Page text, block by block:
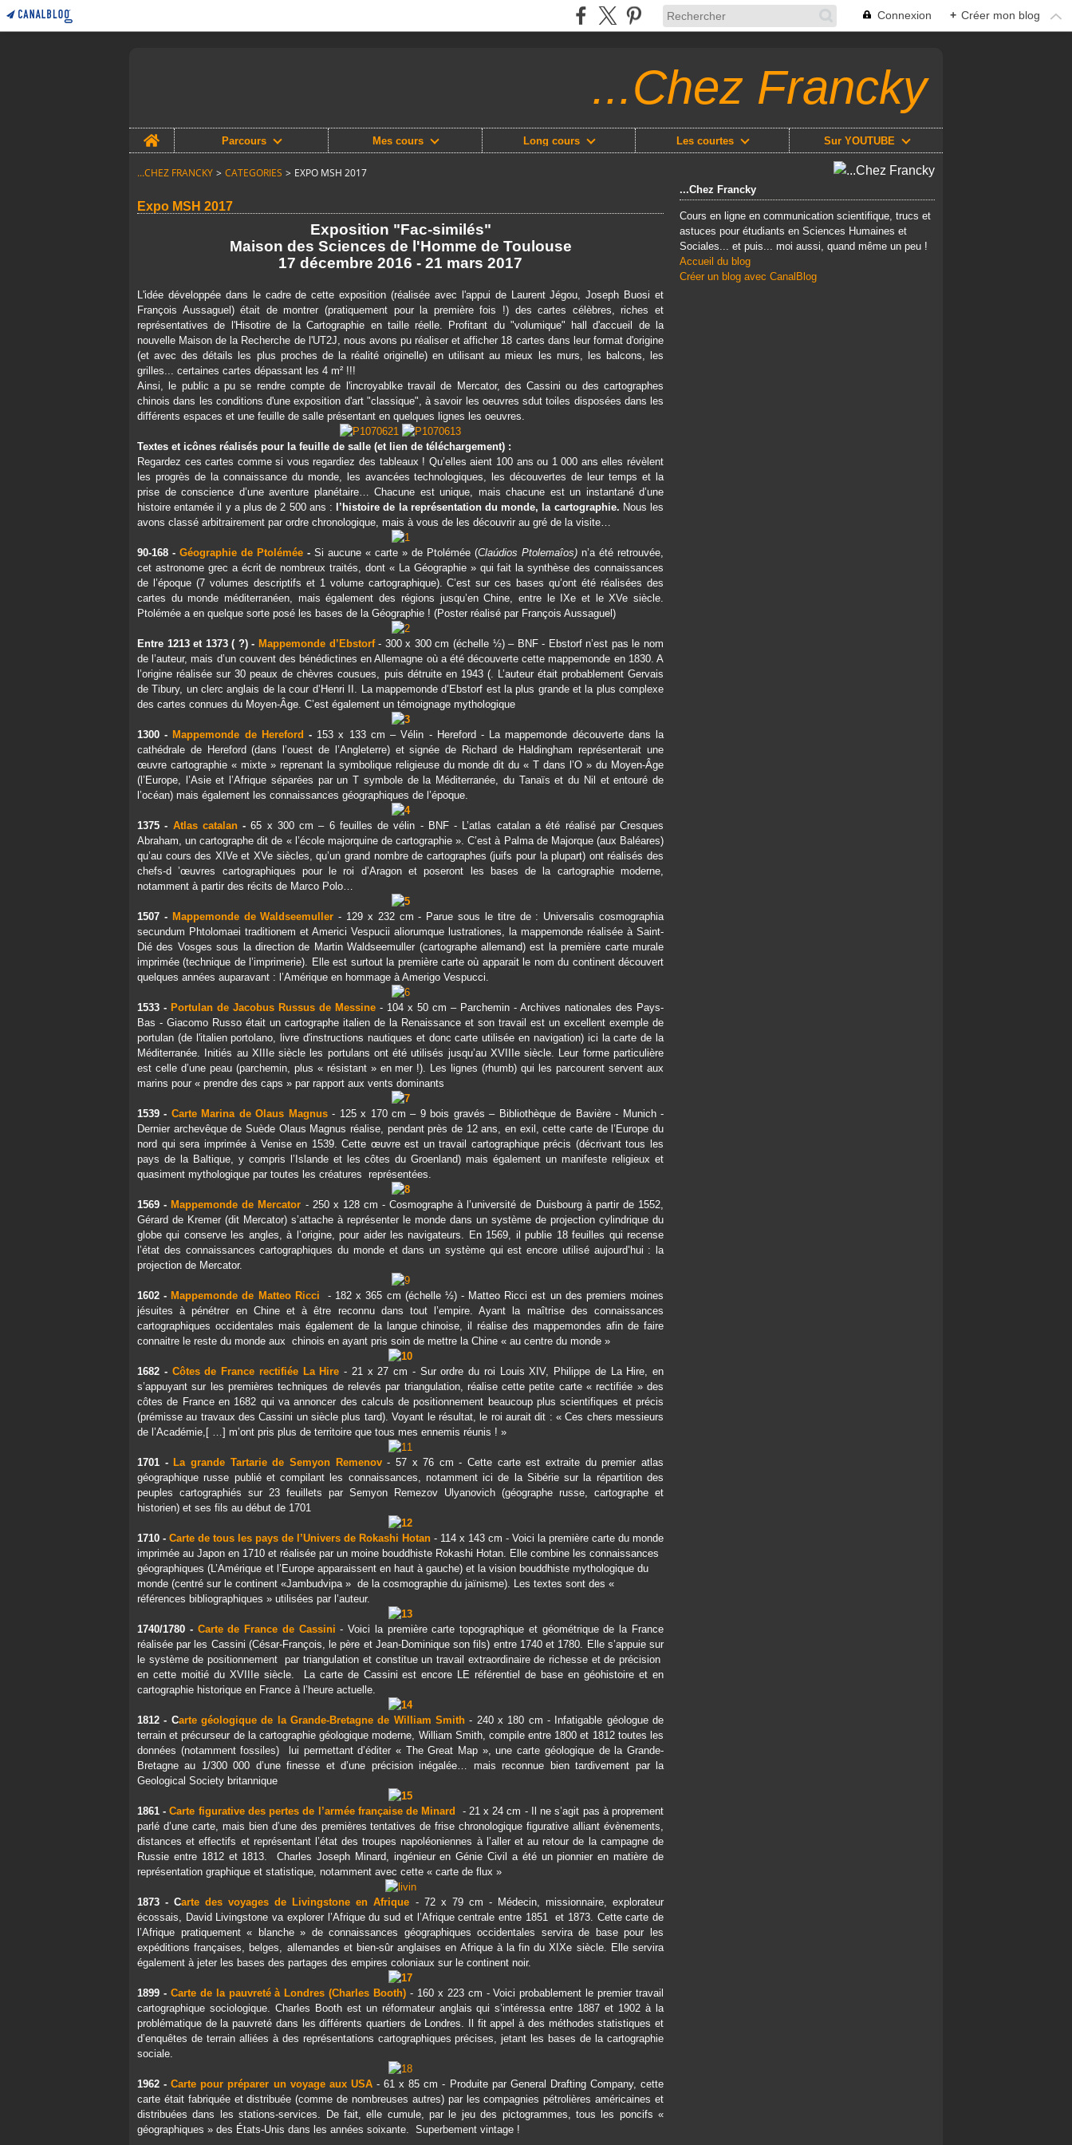
Connexion + Créer mon blog
...Chez Francky
Home
Parcours Mes cours Long cours Les courtes Sur YOUTUBE
...CHEZ FRANCKY > CATEGORIES > EXPO MSH 2017
Expo MSH 2017
Exposition "Fac-similés"
Maison des Sciences de l'Homme de Toulouse
17 décembre 2016 - 21 mars 2017
L'idée développée dans le cadre de cette exposition (réalisée avec l'appui de Laurent Jégou, Joseph Buosi et
François Aussaguel) était de montrer (pratiquement pour la première fois !) des cartes célèbres, riches et
représentatives de l'Hisotire de la Cartographie en taille réelle. Profitant du "volumique" hall d'accueil de la
nouvelle Maison de la Recherche de l'UT2J, nous avons pu réaliser et afficher 18 cartes dans leur format d'origine
(et avec des détails les plus proches de la réalité originelle) en utilisant au mieux les murs, les balcons, les
grilles... certaines cartes dépassant les 4 m² !!!
Ainsi, le public a pu se rendre compte de l'incroyablke travail de Mercator, des Cassini ou des cartographes
chinois dans les conditions d'une exposition d'art "classique", à savoir les oeuvres sdut toiles disposées dans les
différents espaces et une feuille de salle présentant en quelques lignes les oeuvres.
Textes et icônes réalisés pour la feuille de salle (et lien de téléchargement) :
Regardez ces cartes comme si vous regardiez des tableaux ! Qu’elles aient 100 ans ou 1 000 ans elles révèlent
les progrès de la connaissance du monde, les avancées technologiques, les découvertes de leur temps et la
prise de conscience d’une aventure planétaire… Chacune est unique, mais chacune est un instantané d’une
histoire entamée il y a plus de 2 500 ans :
l’histoire de la représentation du monde, la cartographie. Nous les
avons classé arbitrairement par ordre chronologique, mais à vous de les découvrir au gré de la visite…
90-168 - Géographie de Ptolémée - Si aucune « carte » de Ptolémée (Claúdios Ptolemaîos) n’a été retrouvée,
cet astronome grec a écrit de nombreux traités, dont « La Géographie » qui fait la synthèse des connaissances
de l’époque (7 volumes descriptifs et 1 volume cartographique). C’est sur ces bases qu’ont été réalisées des
cartes du monde méditerranéen, mais également des régions jusqu’en Chine, entre le IXe et le XVe siècle.
Ptolémée a en quelque sorte posé les bases de la Géographie ! (Poster réalisé par François Aussaguel)
Entre 1213 et 1373 ( ?) - Mappemonde d’Ebstorf- 300 x 300 cm (échelle ½) – BNF - Ebstorf n’est pas le nom
de l’auteur, mais d’un couvent des bénédictines en Allemagne où a été découverte cette mappemonde en 1830. A
l’origine réalisée sur 30 peaux de chèvres cousues, puis détruite en 1943 (. L’auteur était probablement Gervais
de Tibury, un clerc anglais de la cour d’Henri II. La mappemonde d’Ebstorf est la plus grande et la plus complexe
des cartes connues du Moyen-Âge. C’est également un témoignage mythologique
1300 - Mappemonde de Hereford - 153 x 133 cm – Vélin - Hereford - La mappemonde découverte dans la
cathédrale de Hereford (dans l’ouest de l’Angleterre) et signée de Richard de Haldingham représenterait une
œuvre cartographie « mixte » reprenant la symbolique religieuse du monde dit du « T dans l’O » du Moyen-Âge
(l’Europe, l’Asie et l’Afrique séparées par un T symbole de la Méditerranée, du Tanaïs et du Nil et entouré de
l’océan) mais également les connaissances géographiques de l’époque.
1375 - Atlas catalan-65 x 300 cm – 6 feuilles de vélin - BNF - L’atlas catalan a été réalisé par Cresques
Abraham, un cartographe dit de « l’école majorquine de cartographie ». C’est à Palma de Majorque (aux Baléares)
qu’au cours des XIVeet XVe siècles, qu’un grand nombre de cartographes (juifs pour la plupart) ont réalisés des
chefs-d ’œuvres cartographiques pour le roi d’Aragon et poseront les bases de la cartographie moderne,
notamment à partir des récits de Marco Polo…
1507 - Mappemonde de Waldseemuller - 129 x 232 cm - Parue sous le titre de : Universalis cosmographia
secundum Phtolomaei traditionem et Americi Vespucii aliorumque lustrationes, la mappemonde réalisée à Saint-
Dié des Vosges sous la direction de Martin Waldseemuller (cartographe allemand) est la première carte murale
imprimée (technique de l’imprimerie). Elle est surtout la première carte où apparait le nom du continent découvert
quelques années auparavant : l’Amérique en hommage à Amerigo Vespucci.
1533 - Portulan de Jacobus Russus de Messine - 104 x 50 cm – Parchemin - Archives nationales des Pays-
Bas - Giacomo Russo était un cartographe italien de la Renaissance et son travail est un excellent exemple de
portulan (de l'italien portolano, livre d'instructions nautiques et donc carte utilisée en navigation) ici la carte de la
Méditerranée. Initiés au XIIIe siècle les portulans ont été utilisés jusqu’au XVIIIe siècle. Leur forme particulière
est celle d’une peau (parchemin, plus « résistant » en mer !). Les lignes (rhumb) qui les parcourent servent aux
marins pour « prendre des caps » par rapport aux vents dominants
1539 - Carte Marina de Olaus Magnus- 125 x 170 cm – 9 bois gravés – Bibliothèque de Bavière - Munich -
Dernier archevêque de Suède Olaus Magnus réalise, pendant près de 12 ans, en exil, cette carte de l’Europe du
nord qui sera imprimée à Venise en 1539. Cette œuvre est un travail cartographique précis (décrivant tous les
pays de la Baltique, y compris l’Islande et les côtes du Groenland) mais également un manifeste religieux et
quasiment mythologique par toutes les créatures représentées.
1569 - Mappemonde de Mercator - 250 x 128 cm - Cosmographe à l’université de Duisbourg à partir de 1552,
Gérard de Kremer (dit Mercator) s’attache à représenter le monde dans un système de projection cylindrique du
globe qui conserve les angles, à l’origine, pour aider les navigateurs. En 1569, il publie 18 feuilles qui recense
l’état des connaissances cartographiques du monde et dans un système qui est encore utilisé aujourd’hui : la
projection de Mercator.
1602 - Mappemonde de Matteo Ricci - 182 x 365 cm (échelle ½) - Matteo Ricci est un des premiers moines
jésuites à pénétrer en Chine et à être reconnu dans tout l’empire. Ayant la maîtrise des connaissances
cartographiques occidentales mais également de la langue chinoise, il réalise des mappemondes afin de faire
connaitre le reste du monde aux chinois en ayant pris soin de mettre la Chine « au centre du monde »
1682 - Côtes de France rectifiée La Hire - 21 x 27 cm - Sur ordre du roi Louis XIV, Philippe de La Hire, en
s’appuyant sur les premières techniques de relevés par triangulation, réalise cette petite carte « rectifiée » des
côtes de France en 1682 qui va annoncer des calculs de positionnement beaucoup plus scientifiques et précis
(prémisse au travaux des Cassini un siècle plus tard). Voyant le résultat, le roi aurait dit : « Ces chers messieurs
de l’Académie,[ …] m’ont pris plus de territoire que tous mes ennemis réunis ! »
1701 - La grande Tartarie de Semyon Remenov- 57 x 76 cm - Cette carte est extraite du premier atlas
géographique russe publié et compilant les connaissances, notamment ici de la Sibérie sur la répartition des
peuples cartographiés sur 23 feuillets par Semyon Remezov Ulyanovich (géographe russe, cartographe et
historien) et ses fils au début de 1701
1710 - Carte de tous les pays de l’Univers de Rokashi Hotan - 114 x 143 cm - Voici la première carte du monde
imprimée au Japon en 1710 et réalisée par un moine bouddhiste Rokashi Hotan. Elle combine les connaissances
géographiques (L’Amérique et l’Europe apparaissent en haut à gauche) et la vision bouddhiste mythologique du
monde (centré sur le continent «Jambudvipa » de la cosmographie du jaïnisme). Les textes sont des «
références bibliographiques » utilisées par l’auteur.
1740/1780 - Carte de France de Cassini - Voici la première carte topographique et géométrique de la France
réalisée par les Cassini (César-François, le père et Jean-Dominique son fils) entre 1740 et 1780. Elle s’appuie sur
le système de positionnement par triangulation et constitue un travail extraordinaire de richesse et de précision
en cette moitié du XVIIIe siècle. La carte de Cassini est encore LE référentiel de base en géohistoire et en
cartographie historique en France à l’heure actuelle.
1812 - Carte géologique de la Grande-Bretagne de William Smith - 240 x 180 cm - Infatigable géologue de
terrain et précurseur de la cartographie géologique moderne, William Smith, compile entre 1800 et 1812 toutes les
données (notamment fossiles) lui permettant d’éditer « The Great Map », une carte géologique de la Grande-
Bretagne au 1/300 000 d’une finesse et d’une précision inégalée… mais reconnue bien tardivement par la
Geological Society britannique
1861 -Carte figurative des pertes de l’armée française de Minard
- 21 x 24 cm - Il ne s’agit pas à proprement
parlé d’une carte, mais bien d’une des premières tentatives de frise chronologique figurative alliant évènements,
distances et effectifs et représentant l’état des troupes napoléoniennes à l’aller et au retour de la campagne de
Russie entre 1812 et 1813. Charles Joseph Minard, ingénieur en Génie Civil a été un pionnier en matière de
représentation graphique et statistique, notamment avec cette « carte de flux »
1873 - Carte des voyages de Livingstone en Afrique - 72 x 79 cm - Médecin, missionnaire, explorateur
écossais, David Livingstone va explorer l’Afrique du sud et l’Afrique centrale entre 1851 et 1873. Cette carte de
l’Afrique pratiquement « blanche » de connaissances géographiques occidentales servira de base pour les
expéditions françaises, belges, allemandes et bien-sûr anglaises en Afrique à la fin du XIXe siècle. Elle servira
également à jeter les bases des partages des empires coloniaux sur le continent noir.
1899 - Carte de la pauvreté à Londres (Charles Booth) - 160 x 223 cm - Voici probablement le premier travail
cartographique sociologique. Charles Booth est un réformateur anglais qui s’intéressa entre 1887 et 1902 à la
problématique de la pauvreté dans les différents quartiers de Londres. Il fit appel à des méthodes statistiques et
d’enquêtes de terrain alliées à des représentations cartographiques précises, jetant les bases de la cartographie
sociale.
1962 -Carte pour préparer un voyage aux USA- 61 x 85 cm - Produite par General Drafting Company, cette
carte était fabriquée et distribuée (comme de nombreuses autres) par les compagnies pétrolières américaines et
distribuées dans les stations-services. De fait, elle cumule, par le jeu des pictogrammes, tous les poncifs «
géographiques » des États-Unis dans les années soixante. Superbement vintage !
...Chez Francky
Cours en ligne en communication scientifique, trucs et
astuces pour étudiants en Sciences Humaines et
Sociales... et puis... moi aussi, quand même un peu !
Accueil du blog
Créer un blog avec CanalBlog